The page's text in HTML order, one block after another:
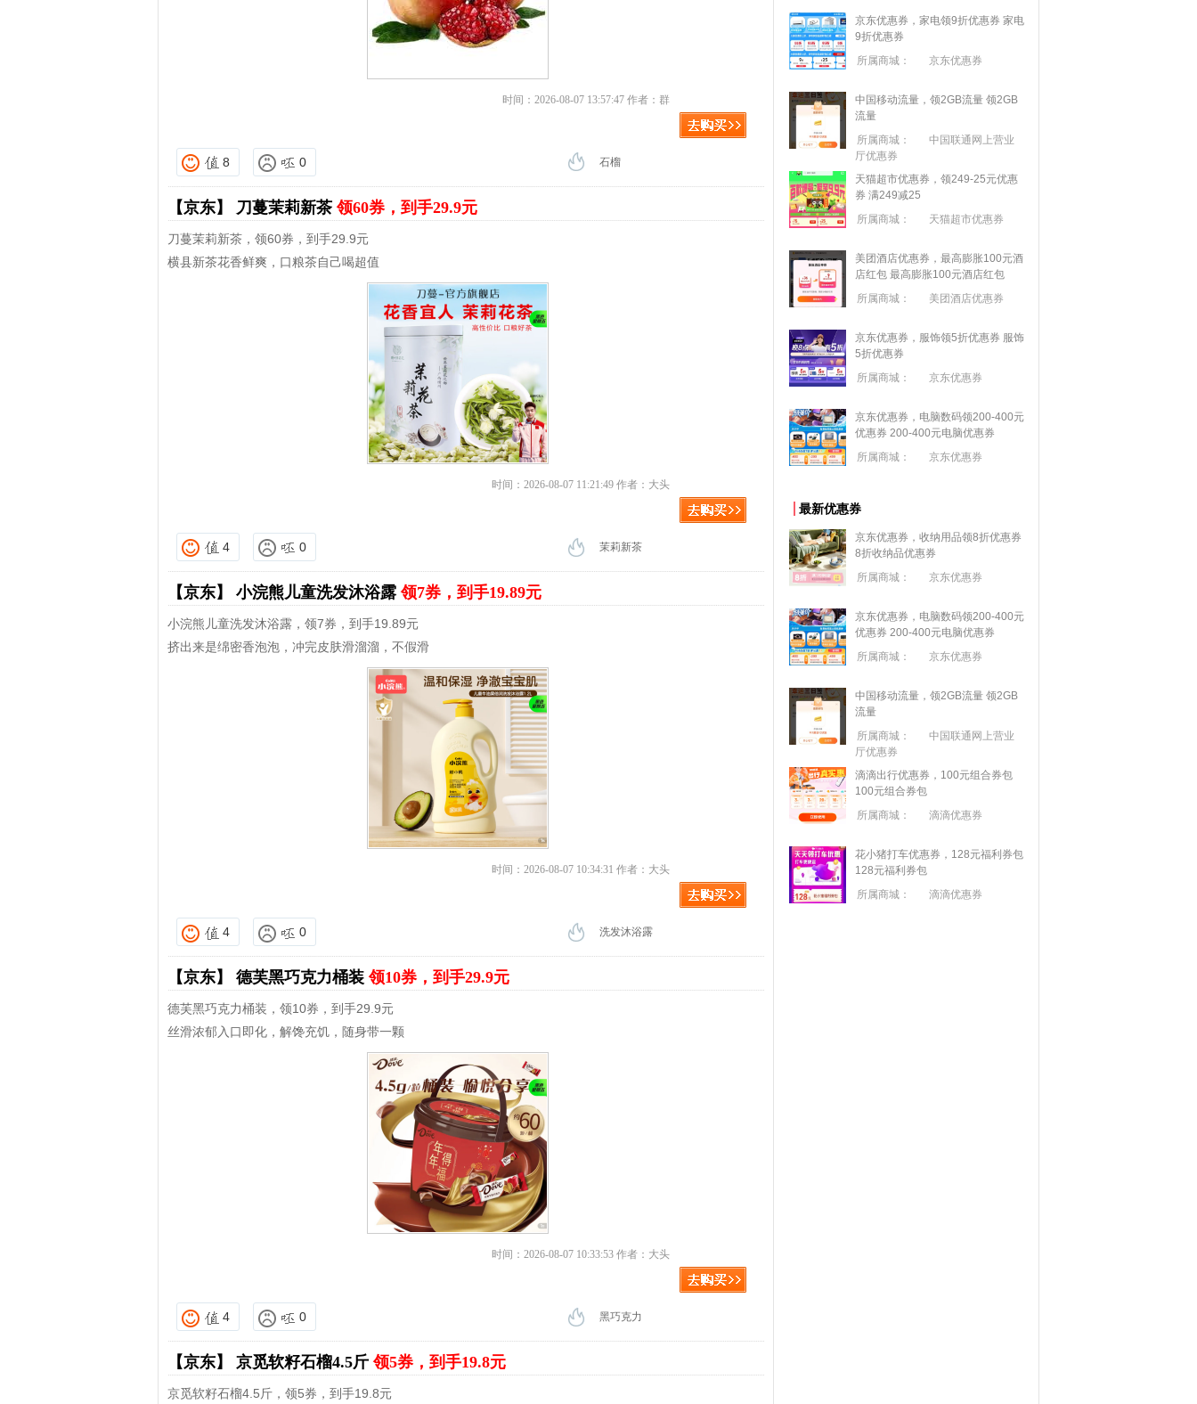
时间：2026-08-07 13:57:47 作者：群
8 0 石榴
【京东】 刀蔓茉莉新茶领60券，到手29.9元
刀蔓茉莉新茶，领60券，到手29.9元
横县新茶花香鲜爽，口粮茶自己喝超值
时间：2026-08-07 11:21:49 作者：大头
4 0 茉莉新茶
【京东】 小浣熊儿童洗发沐浴露领7券，到手19.89元
小浣熊儿童洗发沐浴露，领7券，到手19.89元
挤出来是绵密香泡泡，冲完皮肤滑溜溜，不假滑
时间：2026-08-07 10:34:31 作者：大头
4 0 洗发沐浴露
【京东】 德芙黑巧克力桶装领10券，到手29.9元
德芙黑巧克力桶装，领10券，到手29.9元
丝滑浓郁入口即化，解馋充饥，随身带一颗
时间：2026-08-07 10:33:53 作者：大头
4 0 黑巧克力
【京东】 京觅软籽石榴4.5斤领5券，到手19.8元
京觅软籽石榴4.5斤，领5券，到手19.8元
京东优惠券，家电领9折优惠券 家电
9折优惠券
所属商城：
京东优惠券
中国移动流量，领2GB流量 领2GB
流量
所属商城：
中国联通网上营业
厅优惠券
天猫超市优惠券，领249-25元优惠
券 满249减25
所属商城：
天猫超市优惠券
美团酒店优惠券，最高膨胀100元酒
店红包 最高膨胀100元酒店红包
所属商城：
美团酒店优惠券
京东优惠券，服饰领5折优惠券 服饰
5折优惠券
所属商城：
京东优惠券
京东优惠券，电脑数码领200-400元
优惠券 200-400元电脑优惠券
所属商城：
京东优惠券
最新优惠券
京东优惠券，收纳用品领8折优惠券
8折收纳品优惠券
所属商城：
京东优惠券
京东优惠券，电脑数码领200-400元
优惠券 200-400元电脑优惠券
所属商城：
京东优惠券
中国移动流量，领2GB流量 领2GB
流量
所属商城：
中国联通网上营业
厅优惠券
滴滴出行优惠券，100元组合券包
100元组合券包
所属商城：
滴滴优惠券
花小猪打车优惠券，128元福利券包
128元福利券包
所属商城：
滴滴优惠券